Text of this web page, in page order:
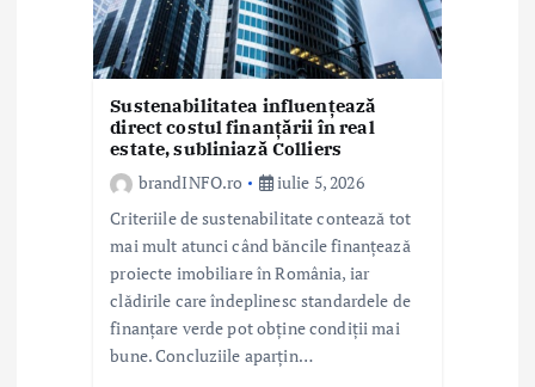
Sustenabilitatea influențează
direct costul finanțării în real
estate, subliniază Colliers
brandINFO.ro
iulie 5, 2026
Criteriile de sustenabilitate contează tot
mai mult atunci când băncile finanțează
proiecte imobiliare în România, iar
clădirile care îndeplinesc standardele de
finanțare verde pot obține condiții mai
bune. Concluziile aparțin…